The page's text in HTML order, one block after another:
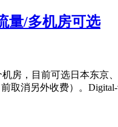
量/多机房可选
房，目前可选日本东
取消另外收费）。